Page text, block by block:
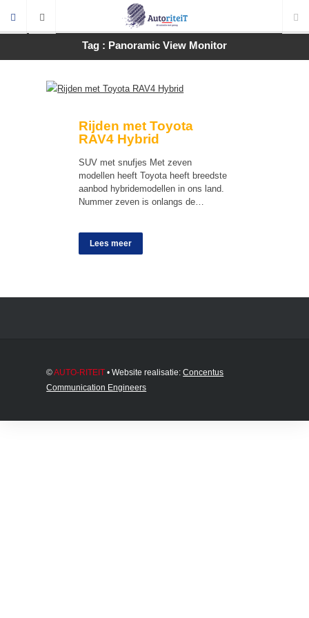
Tag : Panoramic View Monitor
Rijden met Toyota
RAV4 Hybrid
SUV met snufjes Met zeven
modellen heeft Toyota heeft breedste
aanbod hybridemodellen in ons land.
Nummer zeven is onlangs de…
Lees meer
©AUTO-RITEIT • Website realisatie:Concentus
Communication Engineers